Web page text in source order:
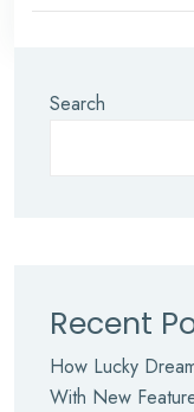
Search
Recent
How Lucky
With New